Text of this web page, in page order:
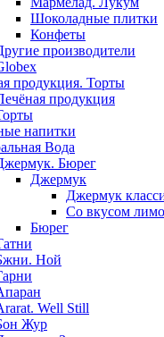
Шоколадные плитки
Конфеты
производители
продукция. Торты
продукция
напитки
Вода
Бюрег
Джермук
Джермук
Со вкусом
Бюрег
Ной
Well Still
Жур